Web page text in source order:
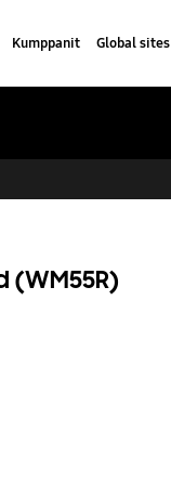
Kumppanit Global sites
(WM55R)